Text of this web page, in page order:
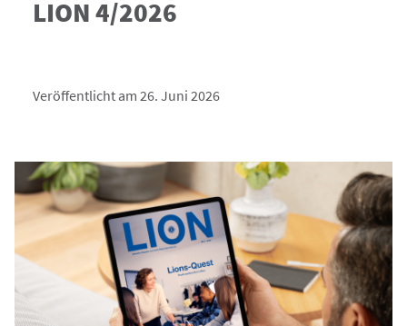
LION 4/2026
Veröffentlicht am 26. Juni 2026